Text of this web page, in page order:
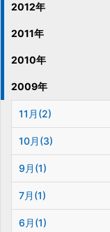
2012年
2011年
2010年
2009年
11月(2)
10月(3)
9月(1)
7月(1)
6月(1)